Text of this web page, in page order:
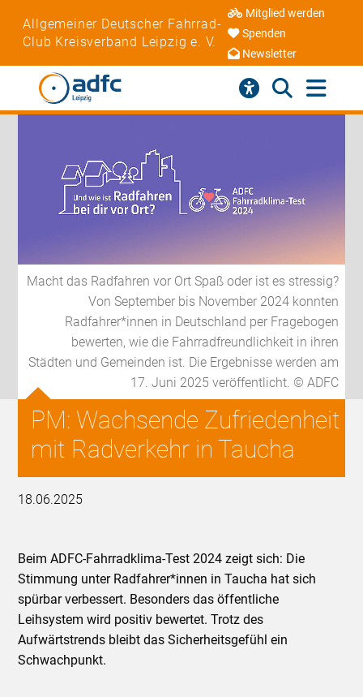
Allgemeiner Deutscher Fahrrad-
Club Kreisverband Leipzig e. V.
Mitglied werden
Spenden
Newsletter
Macht das Radfahren vor Ort Spaß oder ist es stressig?
Von September bis November 2024 konnten
Radfahrer*innen in Deutschland per Fragebogen
bewerten, wie die Fahrradfreundlichkeit in ihren
Städten und Gemeinden ist. Die Ergebnisse werden am
17. Juni 2025 veröffentlicht. © ADFC
PM: Wachsende Zufriedenheit
mit Radverkehr in Taucha
18.06.2025
Beim ADFC-Fahrradklima-Test 2024 zeigt sich: Die
Stimmung unter Radfahrer*innen in Taucha hat sich
spürbar verbessert. Besonders das öffentliche
Leihsystem wird positiv bewertet. Trotz des
Aufwärtstrends bleibt das Sicherheitsgefühl ein
Schwachpunkt.